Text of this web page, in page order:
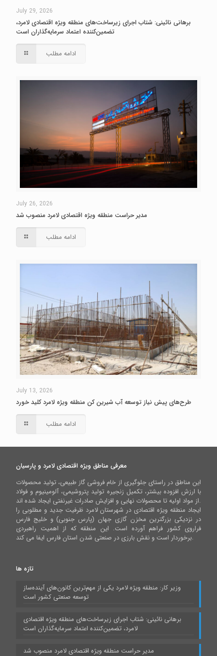
July 29, 2026
برهانی نائینی: شتاب اجرای زیرساخت‌های منطقه ویژه اقتصادی لامرد،
تضمین‌کننده اعتماد سرمایه‌گذاران است
ادامه مطلب
July 26, 2026
مدیر حراست منطقه ویژه اقتصادی لامرد منصوب شد
ادامه مطلب
July 13, 2026
طرح‌های پیش نیاز توسعه آب شیرین کن منطقه ویژه لامرد کلید خورد
ادامه مطلب
معرفی مناطق ویژه اقتصادی لامرد و پارسیان
این مناطق در راستای جلوگیری از خام فروشی گاز طبیعی، تولید محصولات
با ارزش افزوده بیشتر، تکمیل زنجیره تولید پتروشیمی، آلومینیوم و فولاد
از مواد اولیه تا محصولات نهایی و افزایش صادرات غیرنفتی ایجاد شده اند.
ایجاد منطقه ویژه اقتصادی در شهرستان لامرد ظرفیت جدید و مطلوبی را
در نزدیکی بزرگترین مخزن گازی جهان (پارس جنوبی) و خلیج فارس
فراروی کشور فراهم آورده است. این منطقه که از اهمیت راهبردی
برخوردار است و نقش بارزی در صنعتی شدن استان فارس ایفا می کند.
تازه ها
وزیر کار: منطقه ویژه لامرد یکی از مهم‌ترین کانون‌های آینده‌ساز
توسعه صنعتی کشور است
برهانی نائینی: شتاب اجرای زیرساخت‌های منطقه ویژه اقتصادی
لامرد، تضمین‌کننده اعتماد سرمایه‌گذاران است
مدیر حراست منطقه ویژه اقتصادی لامرد منصوب شد